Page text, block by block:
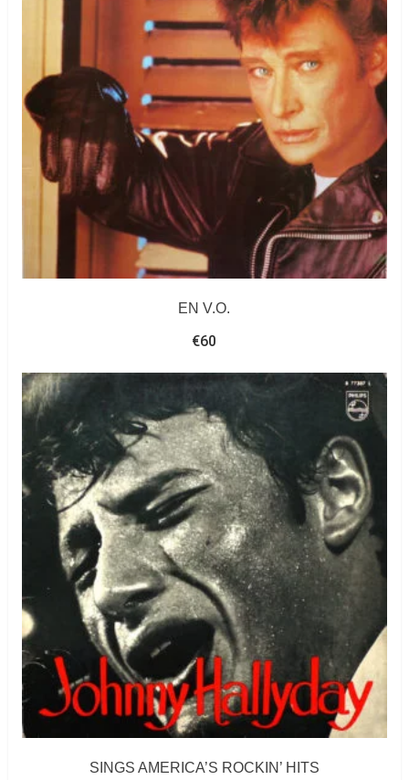
EN V.O.
€60
SINGS AMERICA’S ROCKIN’ HITS